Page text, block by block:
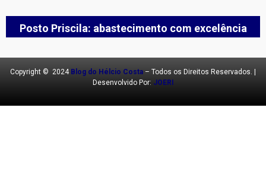
Posto Priscila: abastecimento com excelência
Copyright © 2024 Blog do Hélcio Costa – Todos os Direitos Reservados. |
Desenvolvido Por: JOERI